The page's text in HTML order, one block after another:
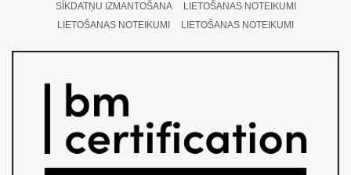
SĪKDATŅU IZMANTOŠANA
LIETOŠANAS NOTEIKUMI
LIETOŠANAS NOTEIKUMI
LIETOŠANAS NOTEIKUMI